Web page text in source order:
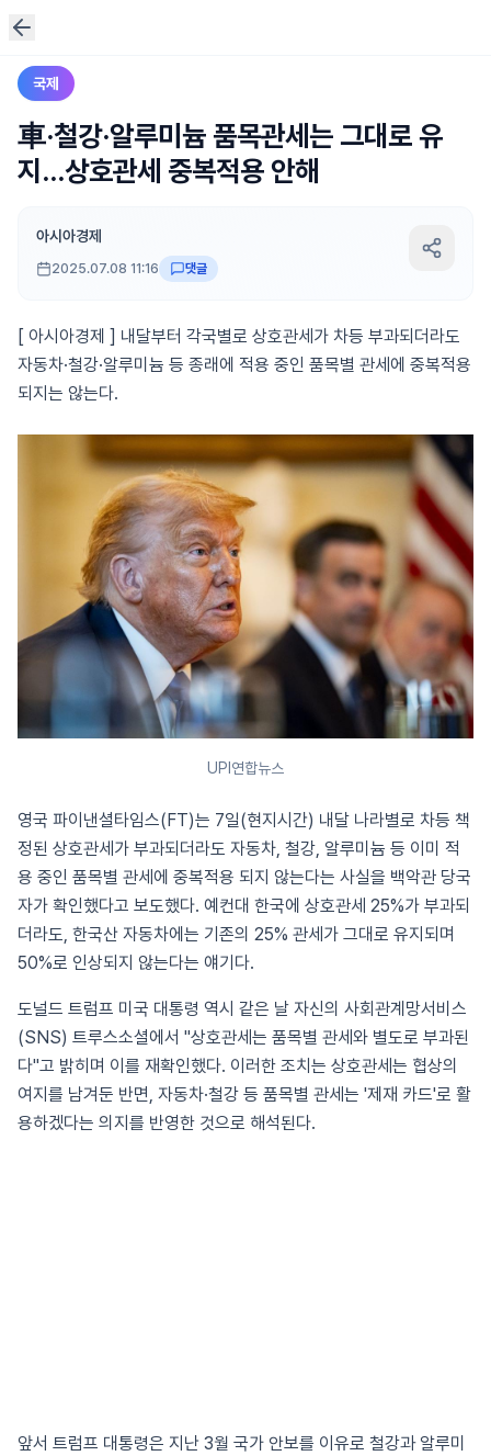
국제
車·철강·알루미늄 품목관세는 그대로 유
지…상호관세 중복적용 안해
아시아경제
2025.07.08 11:16 댓글
[ 아시아경제 ] 내달부터 각국별로 상호관세가 차등 부과되더라도
자동차·철강·알루미늄 등 종래에 적용 중인 품목별 관세에 중복적용
되지는 않는다.
UPI연합뉴스
영국 파이낸셜타임스(FT)는 7일(현지시간) 내달 나라별로 차등 책
정된 상호관세가 부과되더라도 자동차, 철강, 알루미늄 등 이미 적
용 중인 품목별 관세에 중복적용 되지 않는다는 사실을 백악관 당국
자가 확인했다고 보도했다. 예컨대 한국에 상호관세 25%가 부과되
더라도, 한국산 자동차에는 기존의 25% 관세가 그대로 유지되며
50%로 인상되지 않는다는 얘기다.
도널드 트럼프 미국 대통령 역시 같은 날 자신의 사회관계망서비스
(SNS) 트루스소셜에서 "상호관세는 품목별 관세와 별도로 부과된
다"고 밝히며 이를 재확인했다. 이러한 조치는 상호관세는 협상의
여지를 남겨둔 반면, 자동차·철강 등 품목별 관세는 '제재 카드'로 활
용하겠다는 의지를 반영한 것으로 해석된다.
앞서 트럼프 대통령은 지난 3월 국가 안보를 이유로 철강과 알루미